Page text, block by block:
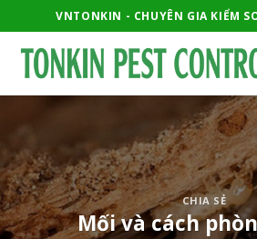
to
content
VNTONKIN - CHUYÊN GIA KIỂM
CHIA SẺ
Mối và cách